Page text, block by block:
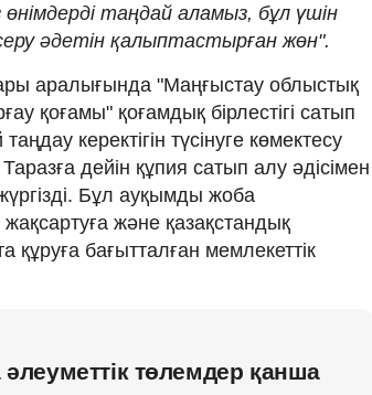
өнімдерді таңдай аламыз, бұл үшін
әдетін қалыптастырған жөн".
аралығында "Маңғыстау облыстық
қоғамы" қоғамдық бірлестігі сатып
керектігін түсінуге көмектесу
дейін құпия сатып алу әдісімен
Бұл ауқымды жоба
және қазақстандық
бағытталған мемлекеттік
төлемдер қанша